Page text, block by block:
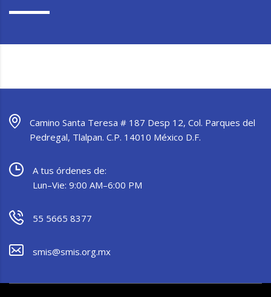
Camino Santa Teresa # 187 Desp 12, Col. Parques del
Pedregal, Tlalpan. C.P. 14010 México D.F.
A tus órdenes de:
Lun–Vie: 9:00 AM–6:00 PM
55 5665 8377
smis@smis.org.mx